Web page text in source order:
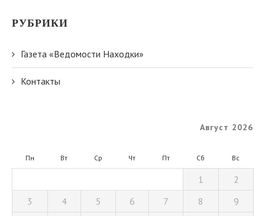
РУБРИКИ
Газета «Ведомости Находки»
Контакты
Август 2026
Пн Вт Ср Чт Пт Сб Вс
1
2
3
4 5 6 7 8
9